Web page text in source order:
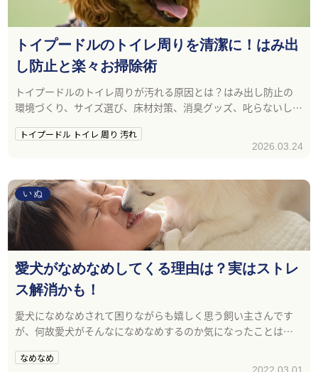
トイプードルのトイレ周りを清潔に！はみ出
し防止と楽々お掃除術
トイプードルのトイレ周りが汚れる原因とは？はみ出し防止の
環境づくり、サイズ選び、床材対策、消臭グッズ、叱らないしつ
トイプードル トイレ 周り 汚れ
2026.03.24
いぬ
愛犬がなめなめしてくる理由は？実はストレ
ス解消かも！
愛犬になめなめされて困りながらも嬉しく思う飼い主さんです
が、何故愛犬がそんなになめなめするのか気になったことはあ
持ちについてご紹介します。
なめなめ